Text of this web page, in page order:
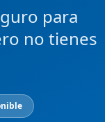
para
no tienes